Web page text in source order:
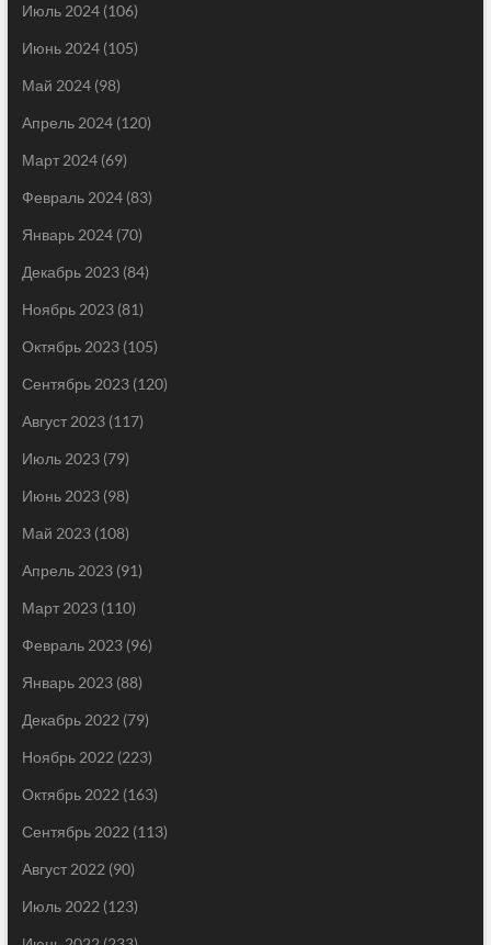
Июль 2024(106)
Июнь 2024(105)
Май 2024(98)
Апрель 2024(120)
Март 2024(69)
Февраль 2024(83)
Январь 2024(70)
Декабрь 2023(84)
Ноябрь 2023(81)
Октябрь 2023(105)
Сентябрь 2023(120)
Август 2023(117)
Июль 2023(79)
Июнь 2023(98)
Май 2023(108)
Апрель 2023(91)
Март 2023(110)
Февраль 2023(96)
Январь 2023(88)
Декабрь 2022 (79)
Ноябрь 2022 (223)
Октябрь 2022 (163)
Сентябрь 2022 (113)
Август 2022 (90)
Июль 2022 (123)